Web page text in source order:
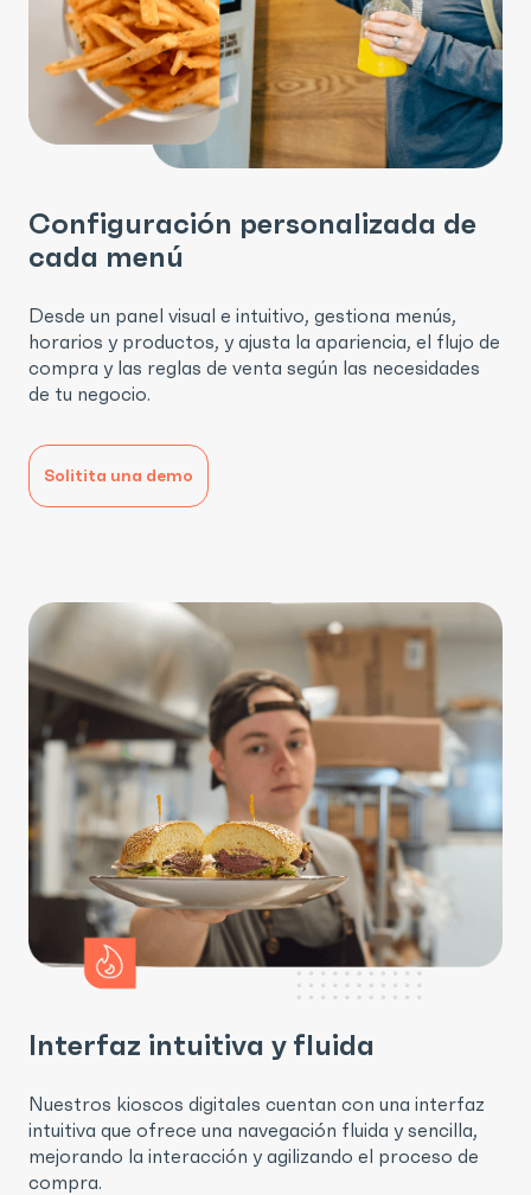
Configuración personalizada de
cada menú
Desde un panel visual e intuitivo, gestiona menús,
horarios y productos, y ajusta la apariencia, el flujo de
compra y las reglas de venta según las necesidades
de tu negocio.
Solitita una demo
Interfaz intuitiva y fluida
Nuestros kioscos digitales cuentan con una interfaz
intuitiva que ofrece una navegación fluida y sencilla,
mejorando la interacción y agilizando el proceso de
compra.